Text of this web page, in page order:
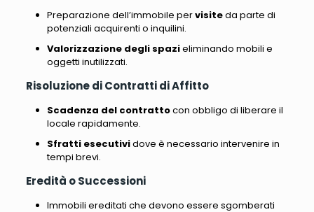
Preparazione dell’immobile pervisiteda parte di
potenziali acquirenti o inquilini.
Valorizzazione degli spazieliminando mobili e
oggetti inutilizzati.
Risoluzione di Contratti di Affitto
Scadenza del contrattocon obbligo di liberare il
locale rapidamente.
Sfratti esecutividove è necessario intervenire in
tempi brevi.
Eredità o Successioni
Immobili ereditati che devono essere sgomberati